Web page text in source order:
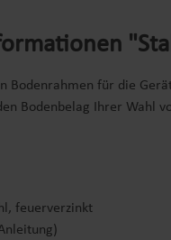
Bodenrahmen für die
Bodenbelag Ihrer Wahl
feuerverzinkt